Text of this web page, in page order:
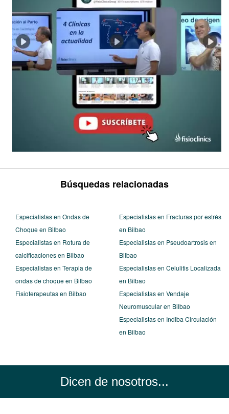
Búsquedas relacionadas
Especialistas en Ondas de
Choque en Bilbao
Especialistas en Rotura de
calcificaciones en Bilbao
Especialistas en Terapia de
ondas de choque en Bilbao
Fisioterapeutas en Bilbao
Especialistas en Fracturas por estrés
en Bilbao
Especialistas en Pseudoartrosis en
Bilbao
Especialistas en Celulitis Localizada
en Bilbao
Especialistas en Vendaje
Neuromuscular en Bilbao
Especialistas en Indiba Circulación
en Bilbao
Dicen de nosotros...